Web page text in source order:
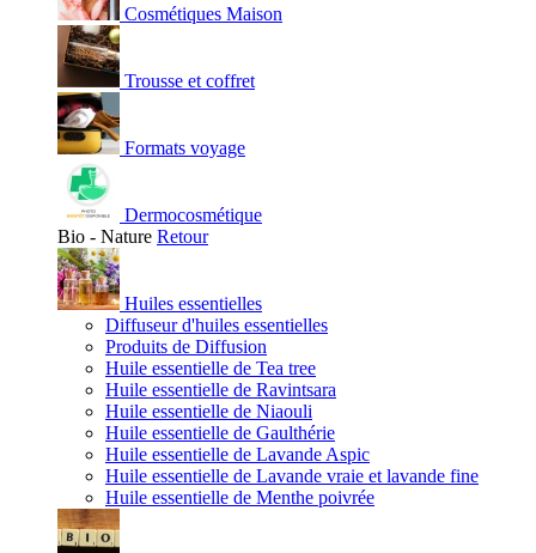
Cosmétiques Maison
Trousse et coffret
Formats voyage
Dermocosmétique
Bio - Nature Retour
Huiles essentielles
Diffuseur d'huiles essentielles
Produits de Diffusion
Huile essentielle de Tea tree
Huile essentielle de Ravintsara
Huile essentielle de Niaouli
Huile essentielle de Gaulthérie
Huile essentielle de Lavande Aspic
Huile essentielle de Lavande vraie et lavande fine
Huile essentielle de Menthe poivrée